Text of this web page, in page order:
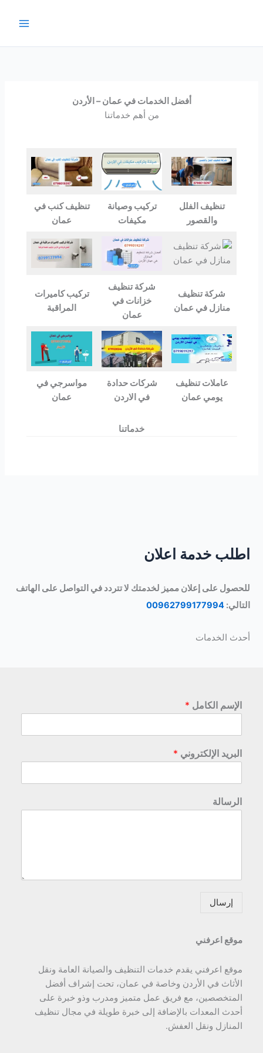
أفضل الخدمات في عمان – الأردن
من أهم خدماتنا
تنظيف الفلل
والقصور
تركيب وصيانة
مكيفات
تنظيف كنب في
عمان
شركة تنظيف
منازل في عمان
شركة تنظيف
خزانات في
عمان
تركيب كاميرات
المراقبة
عاملات تنظيف
يومي عمان
شركات حدادة
في الاردن
مواسرجي في
عمان
خدماتنا
اطلب خدمة اعلان
للحصول على إعلان مميز لخدمتك لا تتردد في التواصل على الهاتف
التالي:00962799177994
أحدث الخدمات
الإسم الكامل *
البريد الإلكتروني *
الرسالة
إرسال
موقع اعرفني
موقع اعرفني يقدم خدمات التنظيف والصيانة العامة ونقل
الأثاث في الأردن وخاصة في عمان، تحت إشراف أفضل
المتخصصين، مع فريق عمل متميز ومدرب وذو خبرة على
أحدث المعدات بالإضافة إلى خبرة طويلة في مجال تنظيف
المنازل ونقل العفش.